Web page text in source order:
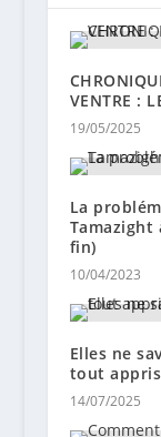
VENTRE :
19/05/2025
La
Tamazight
fin)
10/04/2023
Elles ne
tout
14/07/2025